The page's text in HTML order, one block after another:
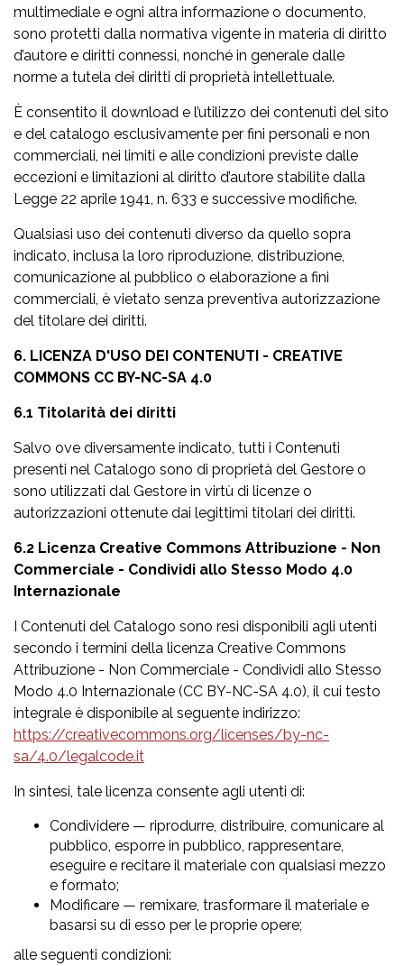
multimediale e ogni altra informazione o documento,
sono protetti dalla normativa vigente in materia di diritto
d’autore e diritti connessi, nonché in generale dalle
norme a tutela dei diritti di proprietà intellettuale.
È consentito il download e l’utilizzo dei contenuti del sito
e del catalogo esclusivamente per fini personali e non
commerciali, nei limiti e alle condizioni previste dalle
eccezioni e limitazioni al diritto d’autore stabilite dalla
Legge 22 aprile 1941, n. 633 e successive modifiche.
Qualsiasi uso dei contenuti diverso da quello sopra
indicato, inclusa la loro riproduzione, distribuzione,
comunicazione al pubblico o elaborazione a fini
commerciali, è vietato senza preventiva autorizzazione
del titolare dei diritti.
6. LICENZA D'USO DEI CONTENUTI - CREATIVE
COMMONS CC BY-NC-SA 4.0
6.1 Titolarità dei diritti
Salvo ove diversamente indicato, tutti i Contenuti
presenti nel Catalogo sono di proprietà del Gestore o
sono utilizzati dal Gestore in virtù di licenze o
autorizzazioni ottenute dai legittimi titolari dei diritti.
6.2 Licenza Creative Commons Attribuzione - Non
Commerciale - Condividi allo Stesso Modo 4.0
Internazionale
I Contenuti del Catalogo sono resi disponibili agli utenti
secondo i termini della licenza Creative Commons
Attribuzione - Non Commerciale - Condividi allo Stesso
Modo 4.0 Internazionale (CC BY-NC-SA 4.0), il cui testo
integrale è disponibile al seguente indirizzo:
https://creativecommons.org/licenses/by-nc-
sa/4.0/legalcode.it
In sintesi, tale licenza consente agli utenti di:
Condividere — riprodurre, distribuire, comunicare al
pubblico, esporre in pubblico, rappresentare,
eseguire e recitare il materiale con qualsiasi mezzo
e formato;
Modificare — remixare, trasformare il materiale e
basarsi su di esso per le proprie opere;
alle seguenti condizioni: